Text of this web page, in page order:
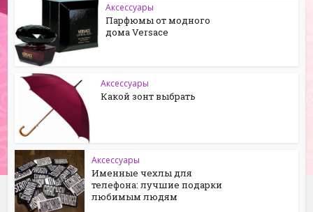
Аксессуары
Парфюмы от модного
дома Versace
Аксессуары
Какой зонт выбрать
Аксессуары
Именные чехлы для
телефона: лучшие подарки
любимым людям